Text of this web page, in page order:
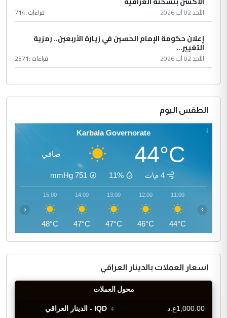
الأحد 02 آب 2026 قراءات :714
إعلان حكومة الإمام الحسين في زيارة الأربعين.. رمزية
التغيير...
الأحد 02 آب 2026 قراءات :2571
الطقس اليوم
Karbala Governorate
44°C صافي
4 م\ث 11%
751
mmHg
11:00
44°C
12:00
46°C
13:00
47°C
14:00
47°C
15:00
48°C
‹ ›
اسعار العملات بالدينار العراقي